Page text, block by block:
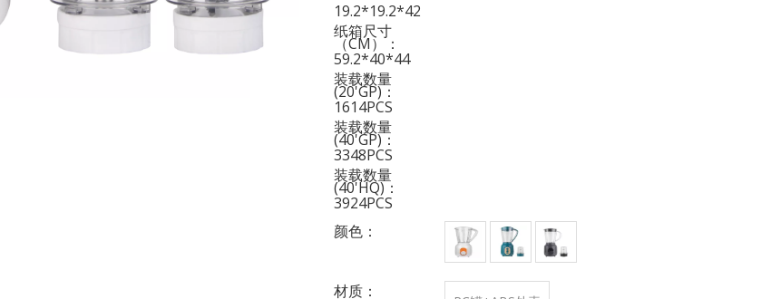
19.2*19.2*42
纸箱尺寸
（CM）：
59.2*40*44
装载数量
(20'GP)：
1614PCS
装载数量
(40'GP)：
3348PCS
装载数量
(40'HQ)：
3924PCS
颜色：
材质：